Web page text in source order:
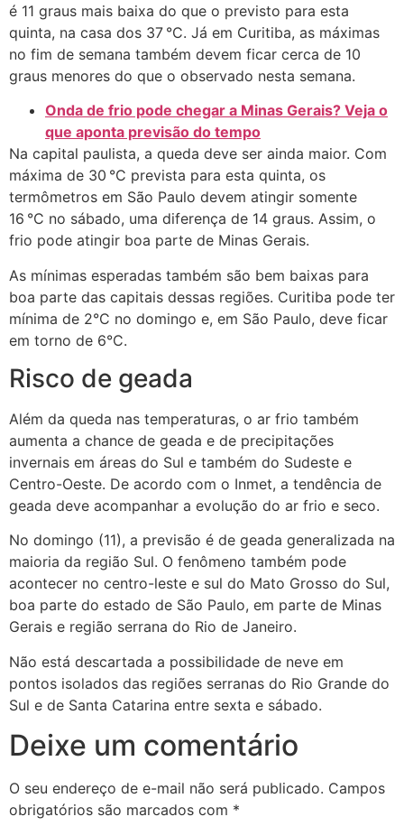
é 11 graus mais baixa do que o previsto para esta
quinta, na casa dos 37 °C. Já em Curitiba, as máximas
no fim de semana também devem ficar cerca de 10
graus menores do que o observado nesta semana.
Onda de frio pode chegar a Minas Gerais? Veja o
que aponta previsão do tempo
Na capital paulista, a queda deve ser ainda maior. Com
máxima de 30 °C prevista para esta quinta, os
termômetros em São Paulo devem atingir somente
16 °C no sábado, uma diferença de 14 graus. Assim, o
frio pode atingir boa parte de Minas Gerais.
As mínimas esperadas também são bem baixas para
boa parte das capitais dessas regiões. Curitiba pode ter
mínima de 2°C no domingo e, em São Paulo, deve ficar
em torno de 6°C.
Risco de geada
Além da queda nas temperaturas, o ar frio também
aumenta a chance de geada e de precipitações
invernais em áreas do Sul e também do Sudeste e
Centro-Oeste. De acordo com o Inmet, a tendência de
geada deve acompanhar a evolução do ar frio e seco.
No domingo (11), a previsão é de geada generalizada na
maioria da região Sul. O fenômeno também pode
acontecer no centro-leste e sul do Mato Grosso do Sul,
boa parte do estado de São Paulo, em parte de Minas
Gerais e região serrana do Rio de Janeiro.
Não está descartada a possibilidade de neve em
pontos isolados das regiões serranas do Rio Grande do
Sul e de Santa Catarina entre sexta e sábado.
Deixe um comentário
O seu endereço de e-mail não será publicado. Campos
obrigatórios são marcados com *